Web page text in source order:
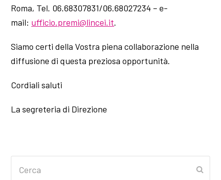
Roma, Tel. 06.68307831/06.68027234 – e-
mail: ufficio.premi@lincei.it.
Siamo certi della Vostra piena collaborazione nella
diffusione di questa preziosa opportunità.
Cordiali saluti
La segreteria di Direzione